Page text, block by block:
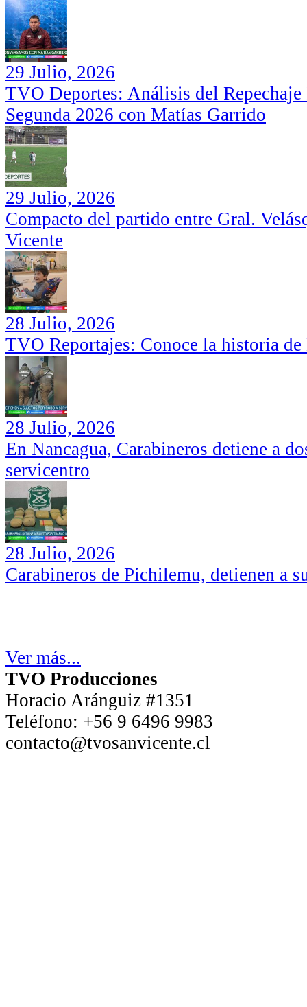
29 Julio, 2026
TVO Deportes: Análisis del
Segunda 2026 con Matías Garrido
29 Julio, 2026
Compacto del partido entre Gral.
Vicente
28 Julio, 2026
TVO Reportajes: Conoce la historia
28 Julio, 2026
En Nancagua, Carabineros detiene a
servicentro
28 Julio, 2026
Carabineros de Pichilemu, detienen a
Ver más...
TVO Producciones
Horacio Aránguiz #1351
Teléfono: +56 9 6496 9983
contacto@tvosanvicente.cl